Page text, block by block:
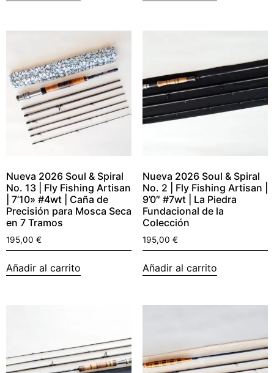
Nueva 2026 Soul & Spiral
No. 13 | Fly Fishing Artisan
| 7’10» #4wt | Caña de
Precisión para Mosca Seca
en 7 Tramos
195,00 €
Añadir al carrito
Nueva 2026 Soul & Spiral
No. 2 | Fly Fishing Artisan |
9’0″ #7wt | La Piedra
Fundacional de la
Colección
195,00 €
Añadir al carrito